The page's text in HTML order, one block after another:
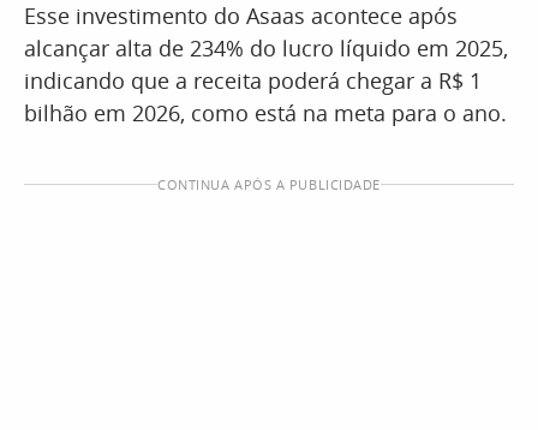
Esse investimento do Asaas acontece após
alcançar alta de 234% do lucro líquido em 2025,
indicando que a receita poderá chegar a R$ 1
bilhão em 2026, como está na meta para o ano.
CONTINUA APÓS A PUBLICIDADE